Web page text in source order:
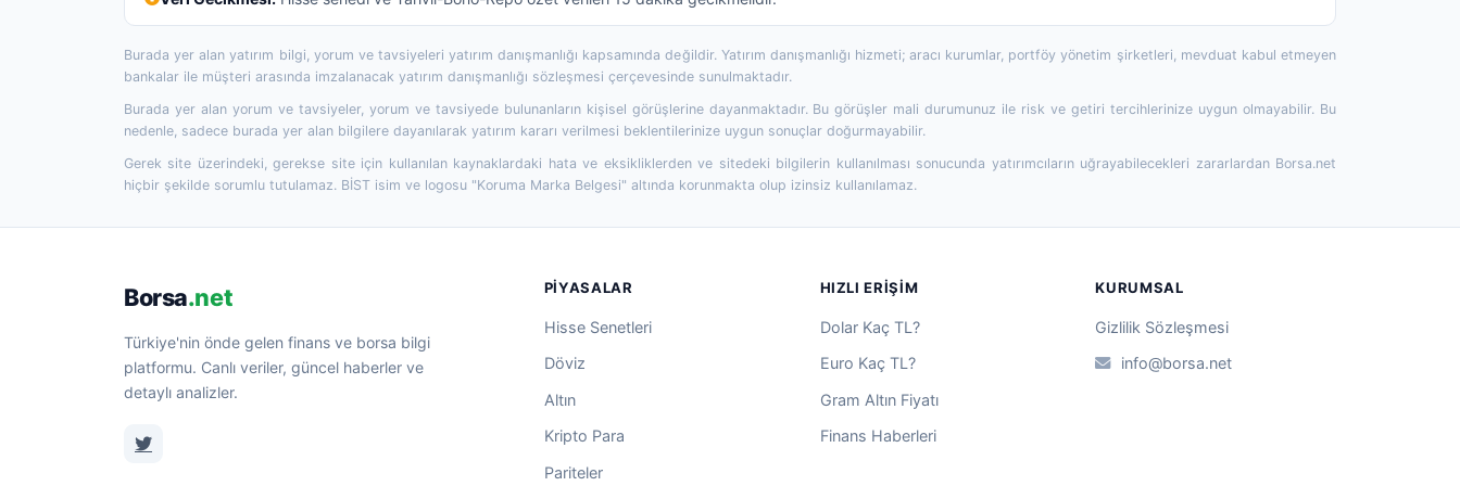
Burada yer alan yatırım bilgi, yorum ve tavsiyeleri yatırım danışmanlığı kapsamında değildir. Yatırım danışmanlığı hizmeti; aracı kurumlar, portföy yönetim şirketleri, mevduat kabul etmeyen
bankalar ile müşteri arasında imzalanacak yatırım danışmanlığı sözleşmesi çerçevesinde sunulmaktadır.
Burada yer alan yorum ve tavsiyeler, yorum ve tavsiyede bulunanların kişisel görüşlerine dayanmaktadır. Bu görüşler mali durumunuz ile risk ve getiri tercihlerinize uygun olmayabilir. Bu
nedenle, sadece burada yer alan bilgilere dayanılarak yatırım kararı verilmesi beklentilerinize uygun sonuçlar doğurmayabilir.
Gerek site üzerindeki, gerekse site için kullanılan kaynaklardaki hata ve eksikliklerden ve sitedeki bilgilerin kullanılması sonucunda yatırımcıların uğrayabilecekleri zararlardan Borsa.net
hiçbir şekilde sorumlu tutulamaz. BİST isim ve logosu "Koruma Marka Belgesi" altında korunmakta olup izinsiz kullanılamaz.
Borsa.net
Türkiye'nin önde gelen finans ve borsa bilgi
platformu. Canlı veriler, güncel haberler ve
detaylı analizler.
PIYASALAR
Hisse Senetleri
Döviz
Altın
Kripto Para
Pariteler
HIZLI ERIŞIM
Dolar Kaç TL?
Euro Kaç TL?
Gram Altın Fiyatı
Finans Haberleri
KURUMSAL
Gizlilik Sözleşmesi
info@borsa.net